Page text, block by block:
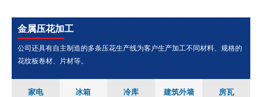
金属压花加工
公司还具有自主制造的多条压花生产线为客户生产加工不同材料、规格的
花纹板卷材、片材等。
家电 冰箱 冷库 建筑外墙 房瓦